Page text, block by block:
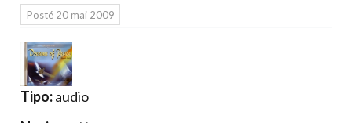
Posté 20 mai 2009
Tipo:audio